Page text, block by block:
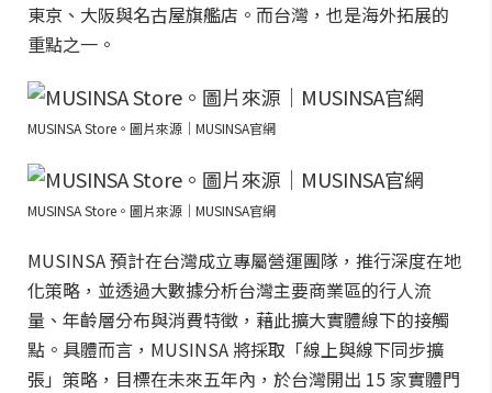
東京、大阪與名古屋旗艦店。而台灣，也是海外拓展的
重點之一。
MUSINSA Store。圖片來源｜MUSINSA官網
MUSINSA Store。圖片來源｜MUSINSA官網
MUSINSA 預計在台灣成立專屬營運團隊，推行深度在地
化策略，並透過大數據分析台灣主要商業區的行人流
量、年齡層分布與消費特徵，藉此擴大實體線下的接觸
點。具體而言，MUSINSA 將採取「線上與線下同步擴
張」策略，目標在未來五年內，於台灣開出 15 家實體門